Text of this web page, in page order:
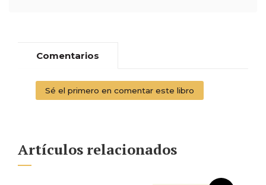
Comentarios
Sé el primero en comentar este libro
Artículos relacionados